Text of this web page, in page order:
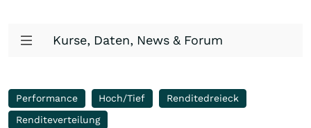
Kurse, Daten, News & Forum
Performance Hoch/Tief
Renditedreieck
Renditeverteilung